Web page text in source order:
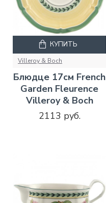
Villeroy & Boch
Блюдце 17см French
Garden Fleurence
Villeroy & Boch
2113 руб.
КУПИТЬ